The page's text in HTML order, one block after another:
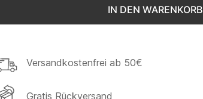
IN DEN WARENKORB
Versandkostenfrei ab 50€
Gratis Rückversand